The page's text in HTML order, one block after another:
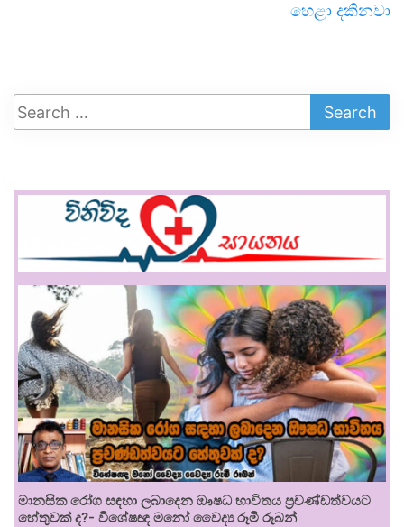
හෙළා දකිනවා
මානසික රෝග සඳහා ලබාදෙන ඖෂධ භාවිතය ප්‍රචණ්ඩත්වයට
හේතුවක් ද?- විශේෂඥ මනෝ වෛද්‍ය රූමි රූබන්